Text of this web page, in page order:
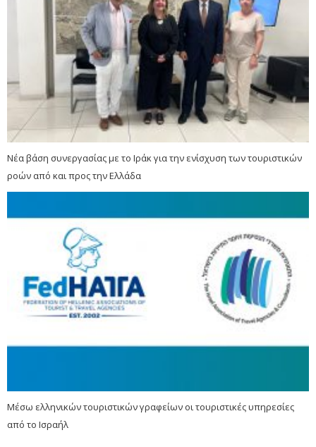
Νέα βάση συνεργασίας με το Ιράκ για την ενίσχυση των τουριστικών
ροών από και προς την Ελλάδα
Μέσω ελληνικών τουριστικών γραφείων οι τουριστικές υπηρεσίες
από το Ισραήλ